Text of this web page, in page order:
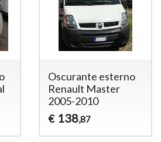
Oscurante esterno
Renault Master
2005-2010
€ 138,87